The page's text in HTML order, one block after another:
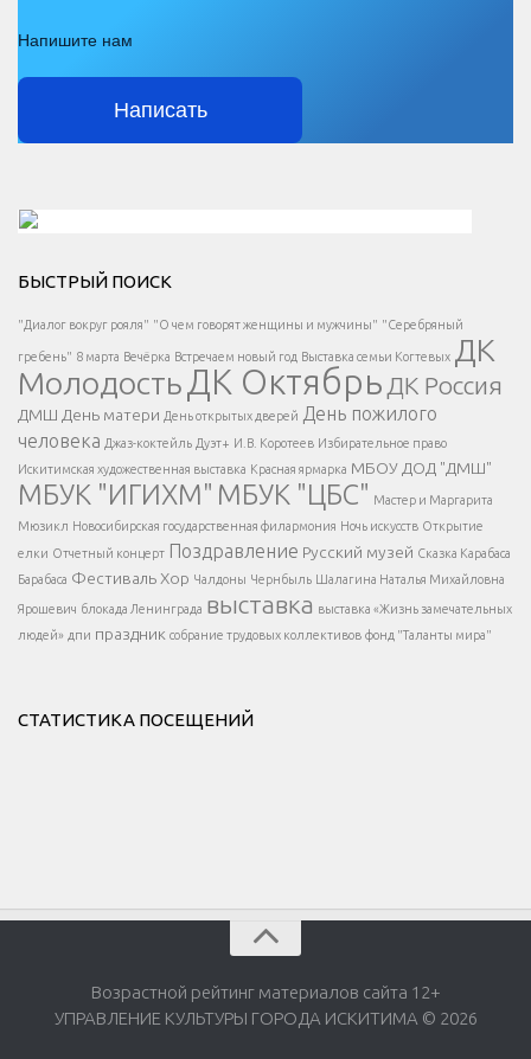
Напишите нам
Написать
Есть вопрос?
Напишите нам
</span >
Написать
</button >
</div >
</div > </div >
БЫСТРЫЙ ПОИСК
"Диалог вокруг рояля" "О чем говорят женщины и мужчины" "Серебряный
гребень" 8 марта Вечёрка Встречаем новый год Выставка семьи Когтевых ДК
МолодостьДК Октябрь ДК Россия
ДМШ День матери День открытых дверей День пожилого
человека Джаз-коктейль Дуэт+ И.В. Коротеев Избирательное право
Искитимская художественная выставка Красная ярмарка МБОУ ДОД "ДМШ"
МБУК "ИГИХМ" МБУК "ЦБС" Мастер и Маргарита
Мюзикл Новосибирская государственная филармония Ночь искусств Открытие
елки Отчетный концерт Поздравление Русский музей Сказка Карабаса
Барабаса Фестиваль Хор Чалдоны Чернбыль Шалагина Наталья Михайловна
Ярошевич блокада Ленинграда выставка выставка «Жизнь замечательных
людей» дпи праздник собрание трудовых коллективов фонд "Таланты мира"
СТАТИСТИКА ПОСЕЩЕНИЙ
Возрастной рейтинг материалов сайта 12+
УПРАВЛЕНИЕ КУЛЬТУРЫ ГОРОДА ИСКИТИМА © 2026